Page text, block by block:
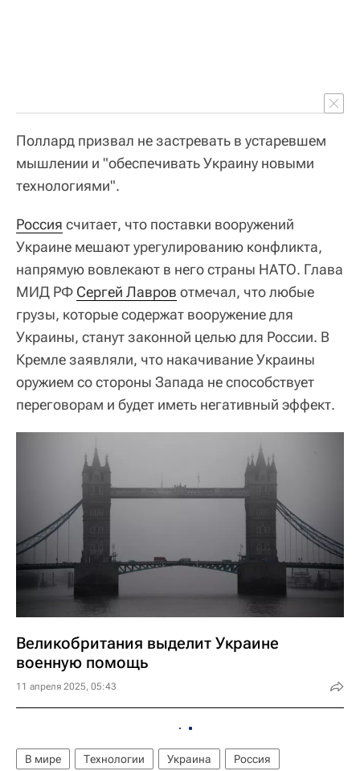
Поллард призвал не застревать в устаревшем
мышлении и "обеспечивать Украину новыми
технологиями".
Россия считает, что поставки вооружений
Украине мешают урегулированию конфликта,
напрямую вовлекают в него страны НАТО. Глава
МИД РФ Сергей Лавров отмечал, что любые
грузы, которые содержат вооружение для
Украины, станут законной целью для России. В
Кремле заявляли, что накачивание Украины
оружием со стороны Запада не способствует
переговорам и будет иметь негативный эффект.
Великобритания выделит Украине
военную помощь
11 апреля 2025, 05:43
В мире Технологии Украина
Россия